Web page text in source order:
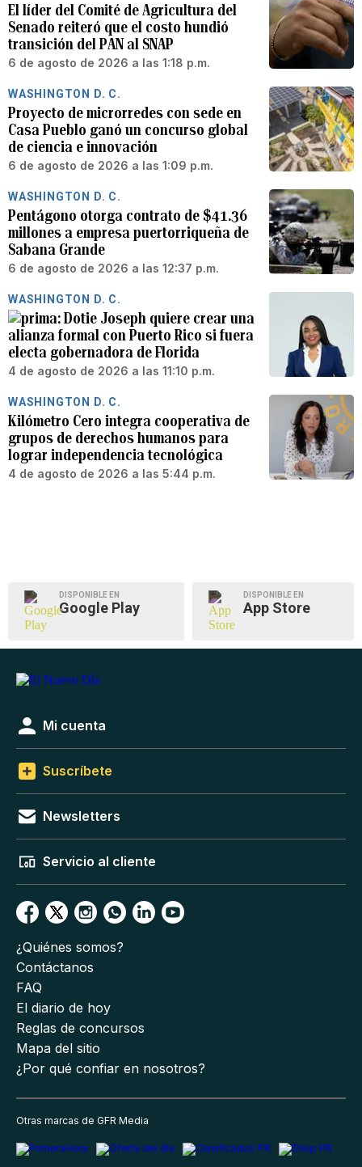
El líder del Comité de Agricultura del
Senado reiteró que el costo hundió
transición del PAN al SNAP
6 de agosto de 2026 a las 1:18 p.m.
WASHINGTON D. C.
Proyecto de microrredes con sede en
Casa Pueblo ganó un concurso global
de ciencia e innovación
6 de agosto de 2026 a las 1:09 p.m.
WASHINGTON D. C.
Pentágono otorga contrato de $41.36
millones a empresa puertorriqueña de
Sabana Grande
6 de agosto de 2026 a las 12:37 p.m.
WASHINGTON D. C.
Dotie Joseph quiere crear una
alianza formal con Puerto Rico si fuera
electa gobernadora de Florida
4 de agosto de 2026 a las 11:10 p.m.
WASHINGTON D. C.
Kilómetro Cero integra cooperativa de
grupos de derechos humanos para
lograr independencia tecnológica
4 de agosto de 2026 a las 5:44 p.m.
DISPONIBLE EN
Google Play
DISPONIBLE EN
App Store
Mi cuenta
Suscríbete
Newsletters
Servicio al cliente
¿Quiénes somos?
Contáctanos
FAQ
El diario de hoy
Reglas de concursos
Mapa del sitio
¿Por qué confiar en nosotros?
Otras marcas de GFR Media